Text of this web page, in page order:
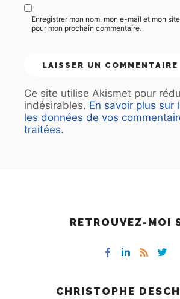
Enregistrer mon nom, mon e-mail et mon
pour mon prochain commentaire.
Ce site utilise Akismet pour
indésirables. En savoir plus sur
les données de vos
traitées.
RETROUVEZ-MOI
CHRISTOPHE